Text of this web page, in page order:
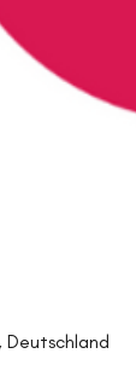
Deutschland